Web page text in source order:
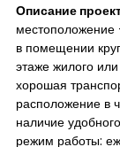
Описание
в помещении
этаже жилого
хорошая
расположение в
наличие
режим работы: